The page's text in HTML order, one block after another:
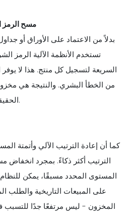
2. مسح
بدلاً من الاعتماد على الأوراق أو
تستخدم الأنظمة الآلية الرمز
السريعة لتسجيل كل منتج. هذا لا
من الخطأ البشري. والنتيجة هي
الحقيقي ويمنع الهدر غير الضروري.
كما أن إعادة الترتيب الآلي وأتمتة
الترتيب أكثر ذكاءً. بمجرد انخفاض
المستوى المحدد مسبقًا، يمكن للنظام
على المبيعات التاريخية والطلب
المخزون - ليس مرتفعًا جدًا للتسبب